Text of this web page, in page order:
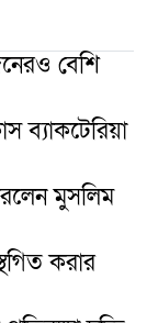
বেশি
ব্যাকটেরিয়া
মুসলিম
করার